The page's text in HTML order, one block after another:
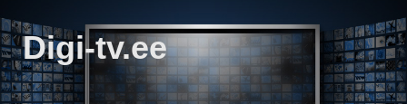
Digi-tv.ee